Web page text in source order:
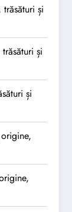
și
și
și